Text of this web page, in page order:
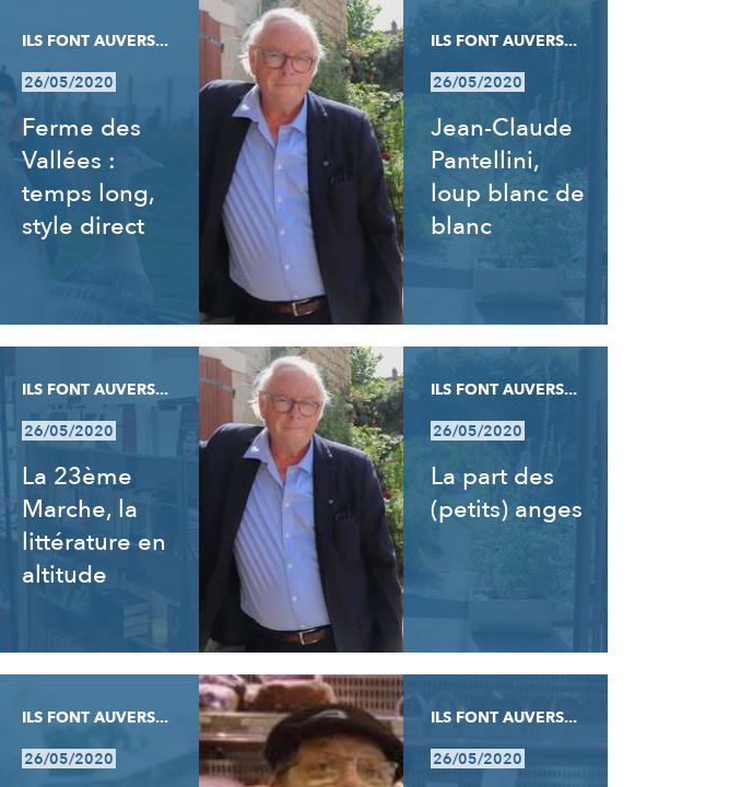
ILS FONT AUVERS...
26/05/2020
Ferme des
Vallées :
temps long,
style direct
ILS FONT AUVERS...
26/05/2020
Jean-Claude
Pantellini,
loup blanc de
blanc
ILS FONT AUVERS...
26/05/2020
La 23ème
Marche, la
littérature en
altitude
ILS FONT AUVERS...
26/05/2020
La part des
(petits) anges
ILS FONT AUVERS...
26/05/2020
ILS FONT AUVERS...
26/05/2020